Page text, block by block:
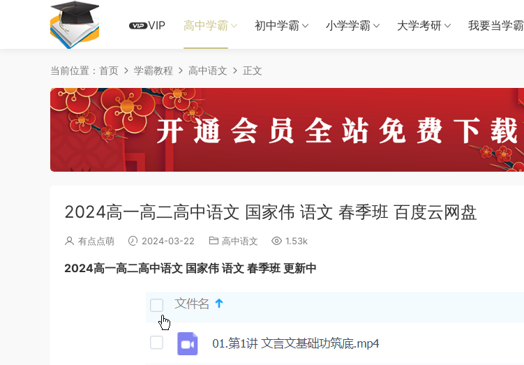
VIP 高中学霸 初中学霸 小学学霸 大学考研 我要当学霸
当前位置： 首页 学霸教程 高中语文 正文
2024高一高二高中语文 国家伟 语文 春季班 百度云网盘
有点点萌 2024-03-22 高中语文 1.53k
2024高一高二高中语文 国家伟 语文 春季班 更新中